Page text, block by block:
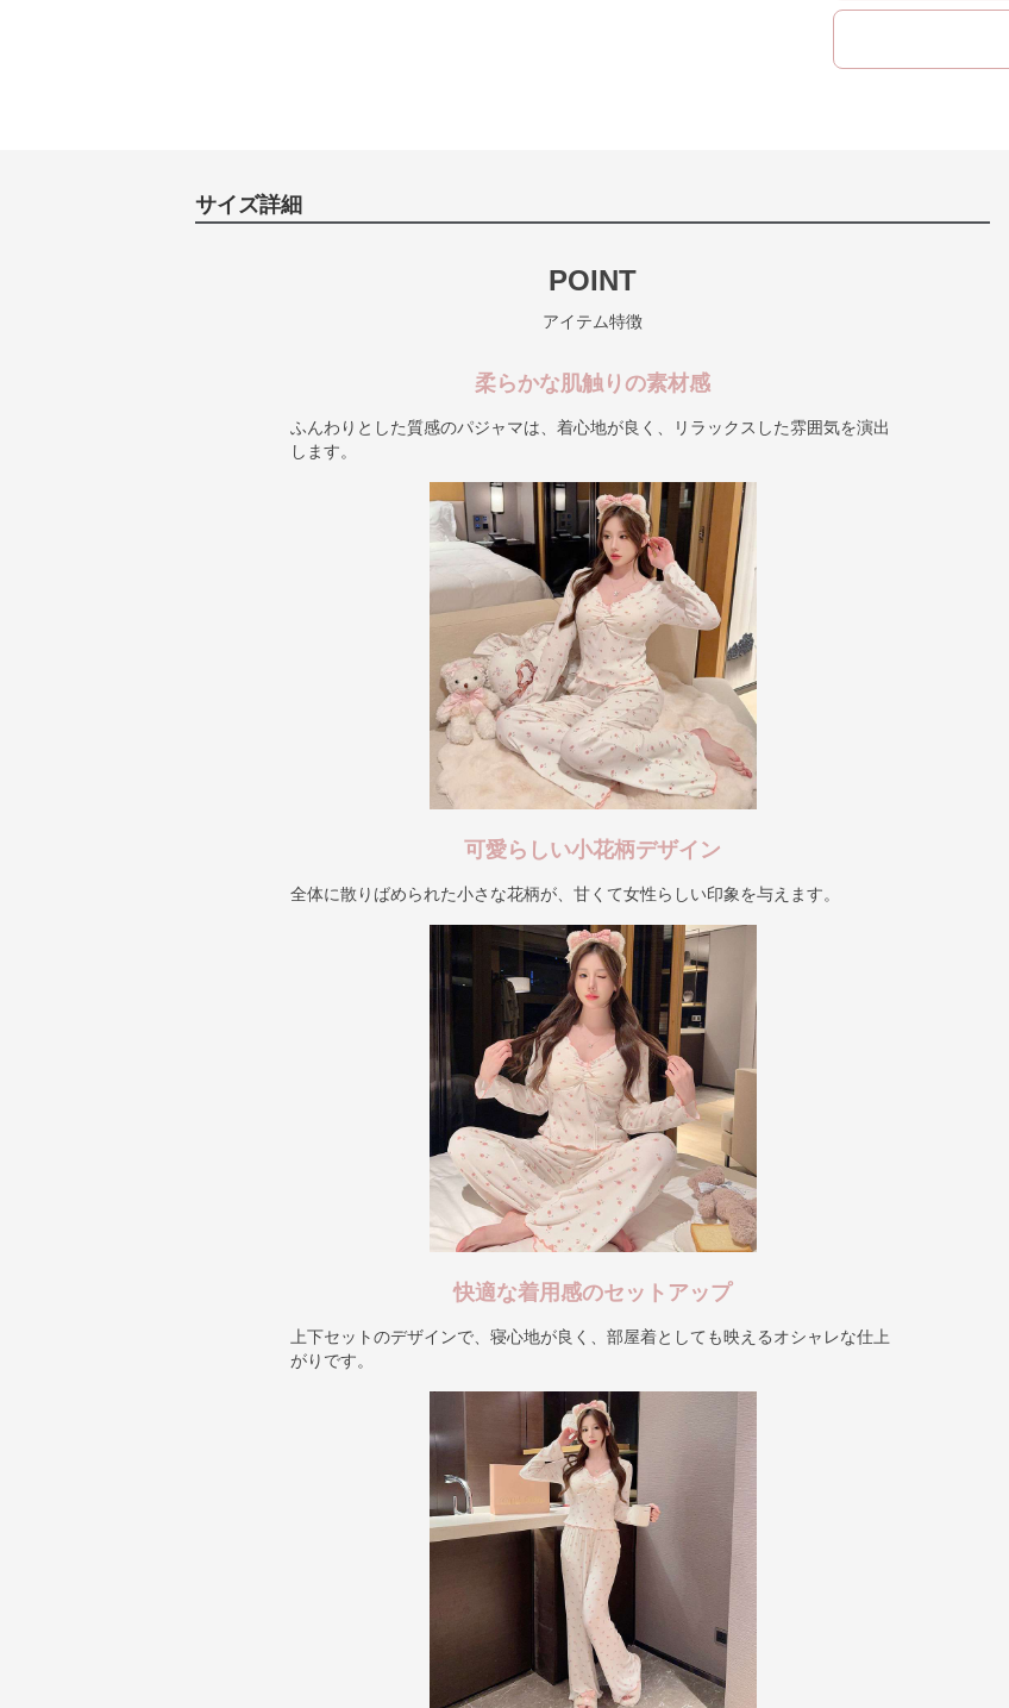
サイズ詳細
POINT
アイテム特徴
柔らかな肌触りの素材感
ふんわりとした質感のパジャマは、着心地が良く、リラックスした雰囲気を演出
します。
可愛らしい小花柄デザイン
全体に散りばめられた小さな花柄が、甘くて女性らしい印象を与えます。
快適な着用感のセットアップ
上下セットのデザインで、寝心地が良く、部屋着としても映えるオシャレな仕上
がりです。